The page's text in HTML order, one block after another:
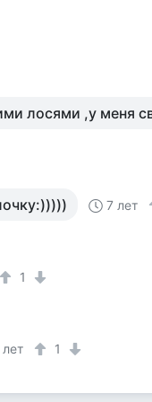
лосями ,у меня
7 лет
1
лет 1